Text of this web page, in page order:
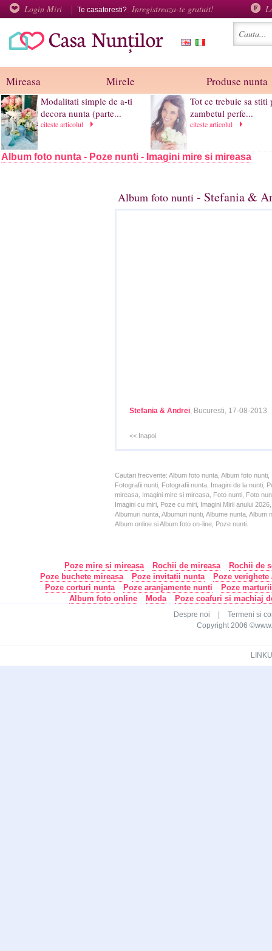
Login Miri Te casatoresti? Inregistreaza-te gratuit!
Mireasa Mirele Produse nunta
Modalitati simple de a-ti
decora nunta (parte...
citeste articolul
Tot ce trebuie sa stiti
zambetul perfe...
citeste articolul
Album foto nunta - Poze nunti - Imagini mire si mireasa
Album foto nunti - Stefania &
Stefania & Andrei, Bucuresti, 17-08-2013
<< Inapoi
Cautari frecvente: Album foto nunta, Album foto
Fotografii nunti, Fotografii nunta, Imagini de la nunti,
mireasa, Imagini mire si mireasa, Foto nunti, Foto
Imagini cu miri, Poze cu miri, Imagini Mirii anului
Albumuri nunta, Albumuri nunti, Albume nunta,
Album online si Album foto on-line, Poze nunti.
Poze mire si mireasa Rochii de mireasa
Rochii de
Poze buchete mireasa
Poze invitatii nunta
Poze
Poze corturi nunta
Poze aranjamente nunti
Poze
Album foto online
Moda Poze coafuri si machiaj
Despre noi
Termeni si
Copyright 2006